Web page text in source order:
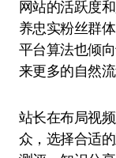
网站的活跃度
养忠实粉丝群
平台算法也倾
来更多的自然流
站长在布局视
众，选择合适